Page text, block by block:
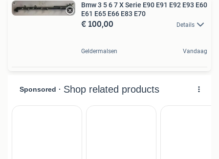
Bmw 3 5 6 7 X Serie E90 E91 E92 E93 E60
E61 E65 E66 E83 E70
€ 100,00 Details
Geldermalsen Vandaag